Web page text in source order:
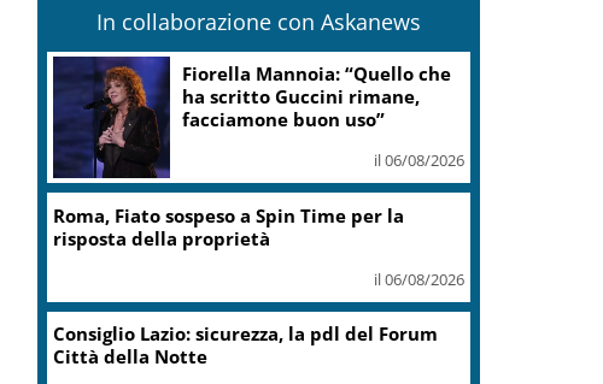
In collaborazione con Askanews
Fiorella Mannoia: “Quello che
ha scritto Guccini rimane,
facciamone buon uso”
il 06/08/2026
Roma, Fiato sospeso a Spin Time per la
risposta della proprietà
il 06/08/2026
Consiglio Lazio: sicurezza, la pdl del Forum
Città della Notte